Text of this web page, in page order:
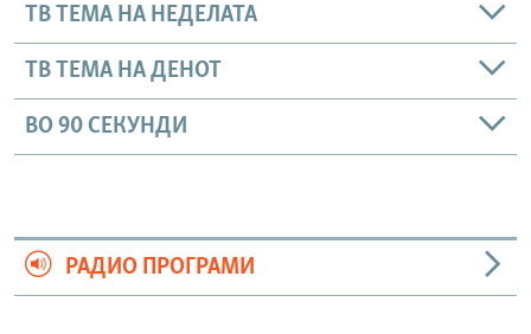
ТВ ТЕМА НА НЕДЕЛАТА
ТВ ТЕМА НА ДЕНОТ
ВО 90 СЕКУНДИ
РАДИО ПРОГРАМИ